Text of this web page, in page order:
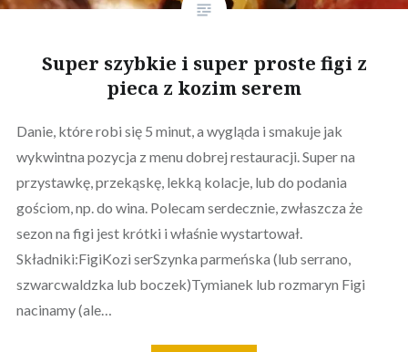
Super szybkie i super proste figi z
pieca z kozim serem
Danie, które robi się 5 minut, a wygląda i smakuje jak
wykwintna pozycja z menu dobrej restauracji. Super na
przystawkę, przekąskę, lekką kolacje, lub do podania
gościom, np. do wina. Polecam serdecznie, zwłaszcza że
sezon na figi jest krótki i właśnie wystartował.
Składniki:FigiKozi serSzynka parmeńska (lub serrano,
szwarcwaldzka lub boczek)Tymianek lub rozmaryn Figi
nacinamy (ale…